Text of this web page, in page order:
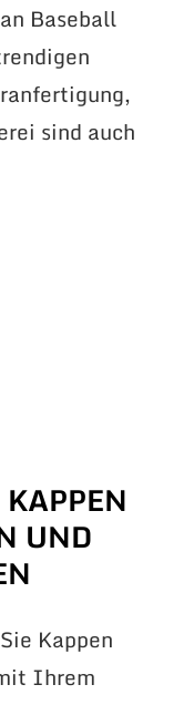
Baseball
sind auch
UND
Kappen
Ihrem